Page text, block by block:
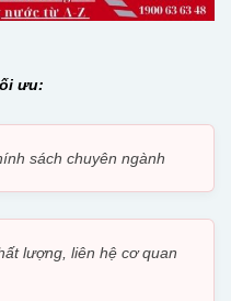
ưu:
sách chuyên ngành
lượng, liên hệ cơ quan